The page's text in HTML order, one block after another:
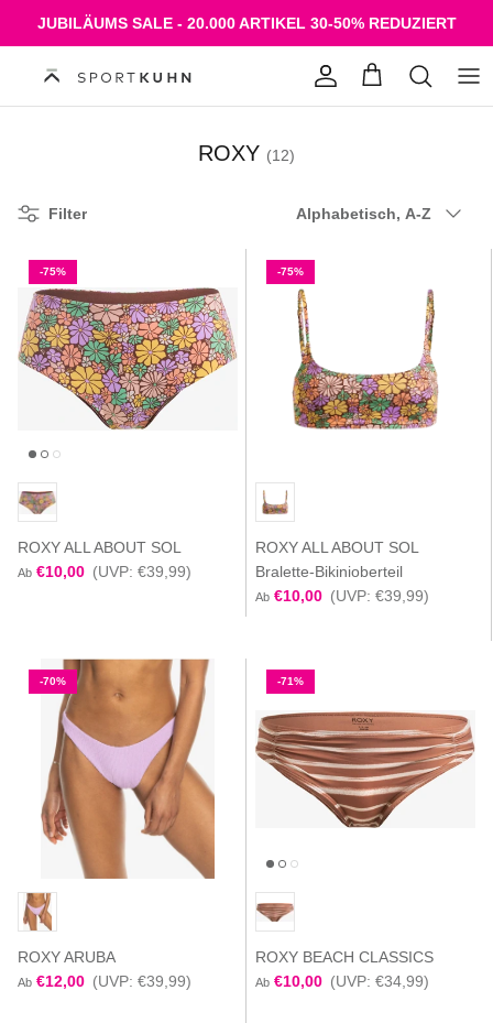
Direkt zum Inhalt
JUBILÄUMS SALE - 20.000 ARTIKEL 30-50% REDUZIERT
Konto Einkaufswagen
ROXY (12)
Filter Alphabetisch, A-Z
-75%
ROXY ALL ABOUT SOL
Ab €10,00 (UVP: €39,99)
-75%
ROXY ALL ABOUT SOL
Bralette-Bikinioberteil
Ab €10,00 (UVP: €39,99)
-70%
ROXY ARUBA
Ab €12,00 (UVP: €39,99)
-71%
ROXY BEACH CLASSICS
Ab €10,00 (UVP: €34,99)